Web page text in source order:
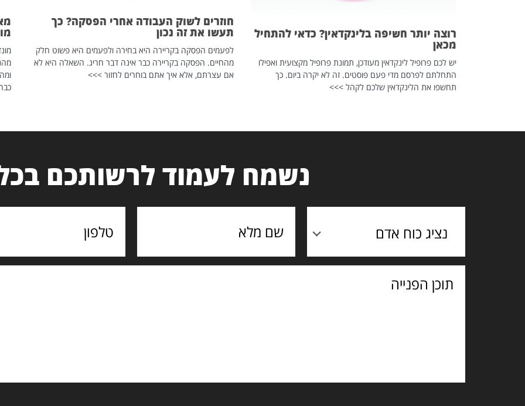
רוצה יותר חשיפה בלינקדאין? כדאי להתחיל
מכאן
יש לכם פרופיל לינקדאין מעודכן, תמונת פרופיל מקצועית ואפילו
התחלתם לפרסם מדי פעם פוסטים. זה לא יקרה ביום. כך
תחשפו את הלינקדאין שלכם לקהל >>>
חוזרים לשוק העבודה אחרי הפסקה? כך
תעשו את זה נכון
לפעמים הפסקה בקריירה היא בחירה ולפעמים היא פשוט חלק
מהחיים. הפסקה בקריירה כבר אינה דבר חריג. השאלה היא לא
אם עצרתם, אלא איך אתם בוחרים לחזור >>>
נשמח לעמוד לרשותכם
נציג כוח אדם
תוכן